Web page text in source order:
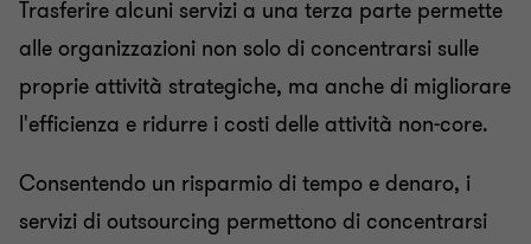
Trasferire alcuni servizi a una terza parte permette
alle organizzazioni non solo di concentrarsi sulle
proprie attività strategiche, ma anche di migliorare
l'efficienza e ridurre i costi delle attività non-core.
Consentendo un risparmio di tempo e denaro, i
servizi di outsourcing permettono di concentrarsi